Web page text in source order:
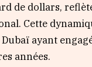
de dollars,
Cette
ayant
années.